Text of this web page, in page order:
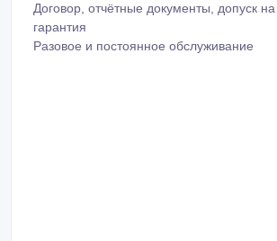
Договор, отчётные документы, допуск на
гарантия
Разовое и постоянное обслуживание